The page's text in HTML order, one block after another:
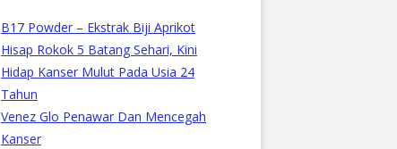
B17 Powder – Ekstrak Biji Aprikot
Hisap Rokok 5 Batang Sehari, Kini
Hidap Kanser Mulut Pada Usia 24
Tahun
Venez Glo Penawar Dan Mencegah
Kanser